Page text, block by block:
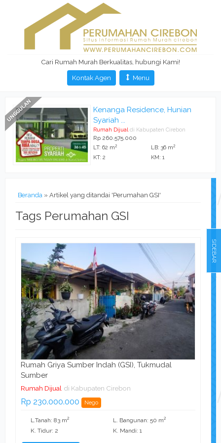
Cari Rumah Murah Berkualitas, hubungi Kami!
Kontak Agen
Menu
Kenanga Residence, Hunian
Syariah ...
Rumah Dijual di Kabupaten Cirebon
Rp 260.575.000
LT: 62 m2 LB: 36 m2
KT: 2 KM: 1
Beranda » Artikel yang ditandai 'Perumahan GSI'
Tags Perumahan GSI
Rumah Griya Sumber Indah (GSI), Tukmudal
Sumber
Rumah Dijual di Kabupaten Cirebon
Rp 230.000.000 Nego
L.Tanah: 83 m2 L. Bangunan: 50 m2
K. Tidur: 2 K. Mandi: 1
SIDEBAR